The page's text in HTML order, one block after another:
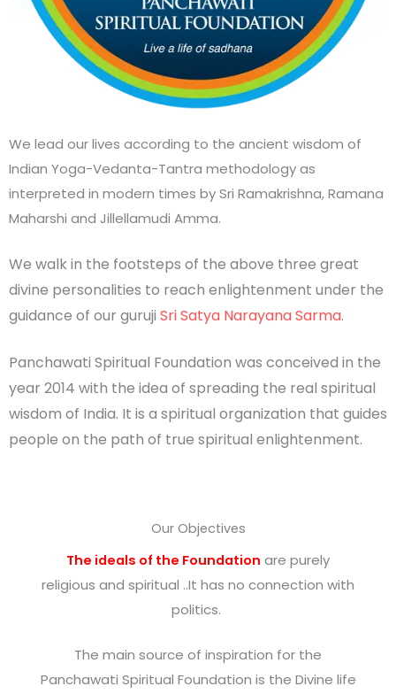
We lead our lives according to the ancient wisdom of
Indian Yoga-Vedanta-Tantra methodology as
interpreted in modern times by Sri Ramakrishna, Ramana
Maharshi and Jillellamudi Amma.
We walk in the footsteps of the above three great
divine personalities to reach enlightenment under the
guidance of our guruji Sri Satya Narayana Sarma.
Panchawati Spiritual Foundation was conceived in the
year 2014 with the idea of spreading the real spiritual
wisdom of India. It is a spiritual organization that guides
people on the path of true spiritual enlightenment.
Our Objectives
The ideals of the Foundation are purely
religious and spiritual ..It has no connection with
politics.
The main source of inspiration for the
Panchawati Spiritual Foundation is the Divine life